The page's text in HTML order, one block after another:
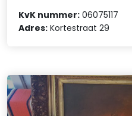
KvK nummer: 06075117
Adres: Kortestraat 29